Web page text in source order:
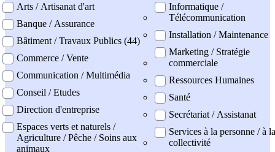
Arts / Artisanat d'art
Banque / Assurance
Bâtiment / Travaux Publics (44)
Commerce / Vente
Communication / Multimédia
Conseil / Etudes
Direction d'entreprise
Espaces verts et naturels /
Agriculture / Pêche / Soins aux
animaux
Informatique /
Télécommunication
Installation / Maintenance
Marketing / Stratégie
commerciale
Ressources Humaines
Santé
Secrétariat / Assistanat
Services à la personne / à la
collectivité